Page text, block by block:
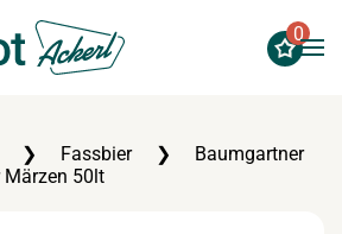
0
Fassbier
Baumgartner
Märzen 50lt